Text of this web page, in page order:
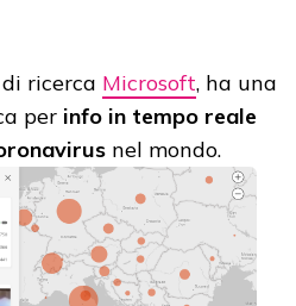
ricerca Microsoft, ha una
per info in tempo reale
nel mondo.